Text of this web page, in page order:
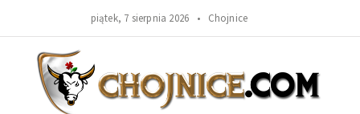
piątek, 7 sierpnia 2026 • Chojnice